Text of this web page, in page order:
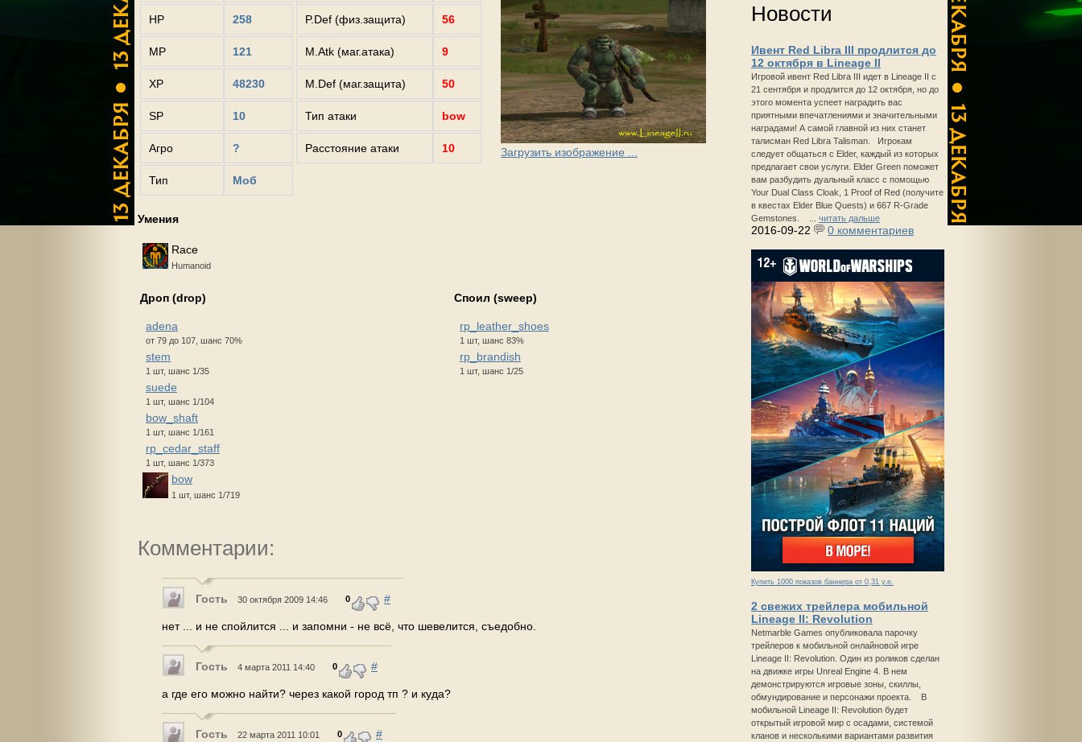
Новости
Ивент Red Libra III продлится до
12 октября в Lineage II
Игровой ивент Red Libra III идет в Lineage II с
21 сентября и продлится до 12 октября, но до
этого момента успеет наградить вас
приятными впечатлениями и значительными
наградами! А самой главной из них станет
талисман Red Libra Talisman. Игрокам
следует общаться с Elder, каждый из которых
предлагает свои услуги. Elder Green поможет
вам разбудить дуальный класс с помощью
Your Dual Class Cloak, 1 Proof of Red (получите
в квестах Elder Blue Quests) и 667 R-Grade
Gemstones. ... читать дальше
2016-09-22 0 комментариев
Купить 1000 показов баннера от 0,31 у.е.
2 свежих трейлера мобильной
Lineage II: Revolution
Netmarble Games опубликовала парочку
трейлеров к мобильной онлайновой игре
Lineage II: Revolution. Один из роликов сделан
на движке игры Unreal Engine 4. В нем
демонстрируются игровые зоны, скиллы,
обмундирование и персонажи проекта. В
мобильной Lineage II: Revolution будет
открытый игровой мир с осадами, системой
кланов и несколькими вариантами развития
HP 258
MP 121
XP 48230
SP 10
Агро ?
Тип Моб
P.Def (физ.защита) 56
M.Atk (маг.атака) 9
M.Def (маг.защита) 50
Тип атаки bow
Расстояние атаки 10 Загрузить изображение ...
Умения
Race
Humanoid
Дроп (drop)
adena
от 79 до 107, шанс 70%
stem
1 шт, шанс 1/35
suede
1 шт, шанс 1/104
bow_shaft
1 шт, шанс 1/161
rp_cedar_staff
1 шт, шанс 1/373
bow
1 шт, шанс 1/719
Споил (sweep)
rp_leather_shoes
1 шт, шанс 83%
rp_brandish
1 шт, шанс 1/25
Комментарии:
Гость 30 октября 2009 14:46 0 #
нет ... и не спойлится ... и запомни - не всё, что шевелится, съедобно.
Гость 4 марта 2011 14:40 0 #
а где его можно найти? через какой город тп ? и куда?
Гость 22 марта 2011 10:01 0 #